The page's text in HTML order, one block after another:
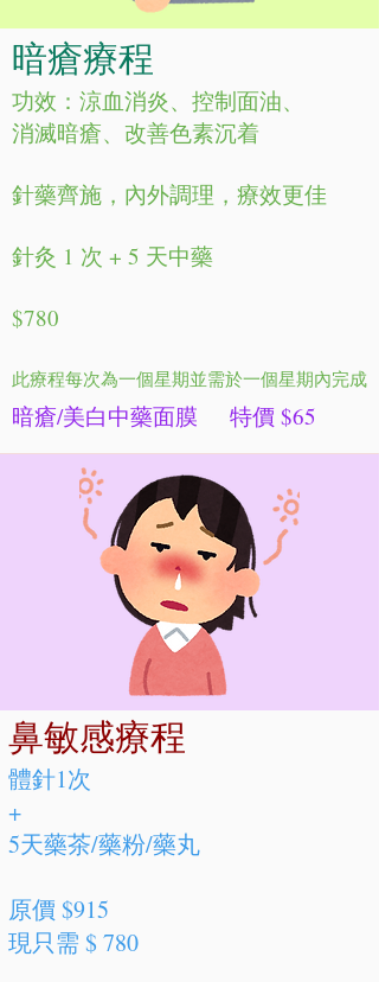
暗瘡療程
功效：涼血消炎、控制面油、
消滅暗瘡、改善色素沉着
針藥齊施，內外調理，療效更佳
針灸 1 次 + 5 天中藥
$780
此療程每次為一個星期並需於一個星期內完成
暗瘡/美白中藥面膜 特價 $65
鼻敏感療程
體針1次
+
5天藥茶/藥粉/藥丸
原價 $915
現只需 $ 780